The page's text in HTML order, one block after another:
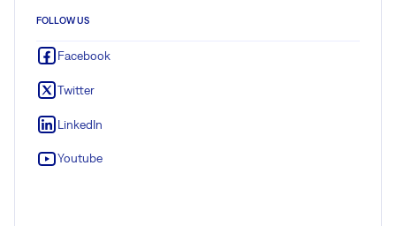
FOLLOW US
Facebook
Twitter
LinkedIn
Youtube